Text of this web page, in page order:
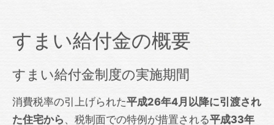
すまい給付金の概要
すまい給付金制度の実施期間
消費税率の引上げられた平成26年4月以降に引渡され
た住宅から 、税制面での特例が措置される平成33年